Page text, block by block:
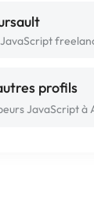
profils
JavaScript à